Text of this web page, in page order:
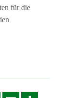
für die